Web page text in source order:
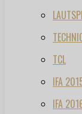
TCL
IFA
IFA